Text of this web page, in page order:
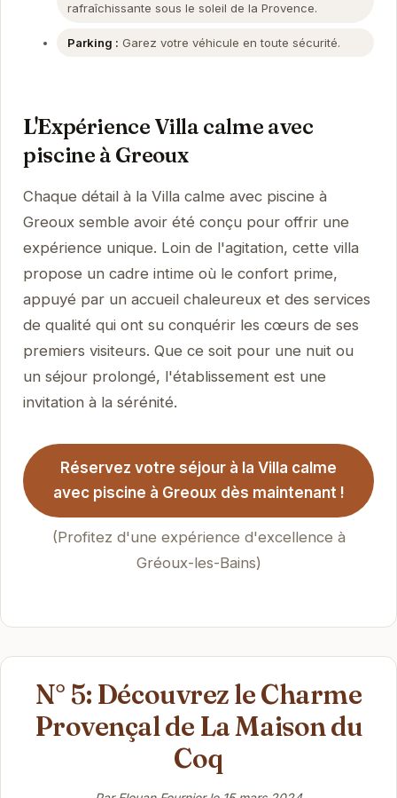
rafraîchissante sous le soleil de la Provence.
Parking : Garez votre véhicule en toute sécurité.
L'Expérience Villa calme avec
piscine à Greoux
Chaque détail à la Villa calme avec piscine à
Greoux semble avoir été conçu pour offrir une
expérience unique. Loin de l'agitation, cette villa
propose un cadre intime où le confort prime,
appuyé par un accueil chaleureux et des services
de qualité qui ont su conquérir les cœurs de ses
premiers visiteurs. Que ce soit pour une nuit ou
un séjour prolongé, l'établissement est une
invitation à la sérénité.
Réservez votre séjour à la Villa calme
avec piscine à Greoux dès maintenant !
(Profitez d'une expérience d'excellence à
Gréoux-les-Bains)
N° 5: Découvrez le Charme
Provençal de La Maison du
Coq